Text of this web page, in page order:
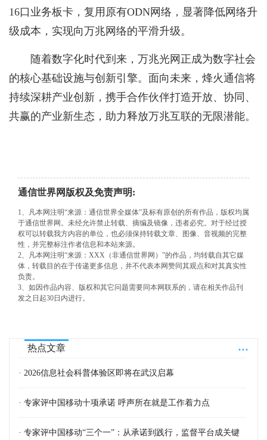
16口业务板卡，复用原有ODN网络，显著降低网络升
级成本，实现向万兆网络的平滑升级。
随着数字化时代到来，万兆光网正成为数字社会
的核心基础设施与创新引擎。面向未来，烽火通信将
持续深耕产业创新，携手合作伙伴打造开放、协同、
共赢的产业新生态，助力释放万兆互联的无限潜能。
通信世界网版权及免责声明:
1、凡本网注明“来源：通信世界全媒体”及标有原创的所有作品，版权均属
于通信世界网。未经允许禁止转载、摘编及镜像，违者必究。对于经过授
权可以转载我方内容的单位，也必须保持转载文章、图像、音视频的完整
性，并完整标注作者信息和本站来源。
2、凡本网注明“来源：XXX（非通信世界网）”的作品，均转载自其它媒
体，转载目的在于传递更多信息，并不代表本网赞同其观点和对其真实性
负责。
3、如因作品内容、版权和其它问题需要同本网联系的，请在相关作品刊
发之日起30日内进行。
...
热点文章
· 2026信息社会科普体验区即将在武汉启幕
· 专家评中国移动十项承诺 呼声所在就是工作着力点
· 专家评中国移动“三个一”：从承诺到践行，监督平台成关键